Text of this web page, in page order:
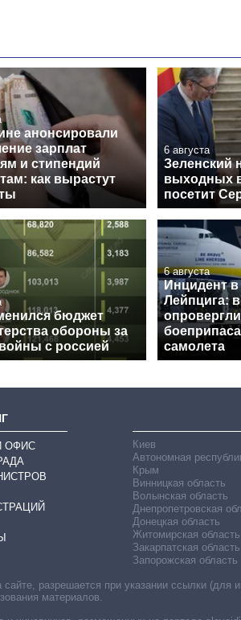
анонсировали
зарплат
и стипендий
как вырастут
6 августа
Зеленский
выходных
посетит
бюджет
обороны за
с россией
6 августа
Инцидент в
Лейпцига:
самолета
ОФИС
Киев
Автономная
Крым
Винницкая область
Волынская область
Днепропетровская
Донецкая область
Житомирская область
Закарпатская область
Запорожская область
разрешается при указании ссылки (для
материалов.